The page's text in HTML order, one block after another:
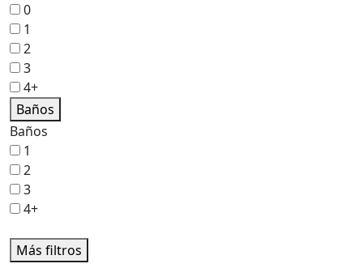
0
1
2
3
4+
Baños
Baños
1
2
3
4+
Más filtros